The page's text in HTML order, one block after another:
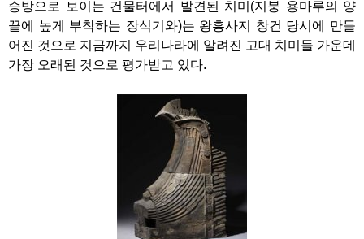
승방으로 보이는 건물터에서 발견된 치미(지붕 용마루의 양
끝에 높게 부착하는 장식기와)는 왕흥사지 창건 당시에 만들
어진 것으로 지금까지 우리나라에 알려진 고대 치미들 가운데
가장 오래된 것으로 평가받고 있다.